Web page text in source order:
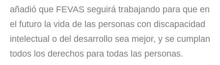
añadió que FEVAS seguirá trabajando para que en
el futuro la vida de las personas con discapacidad
intelectual o del desarrollo sea mejor, y se cumplan
todos los derechos para todas las personas.